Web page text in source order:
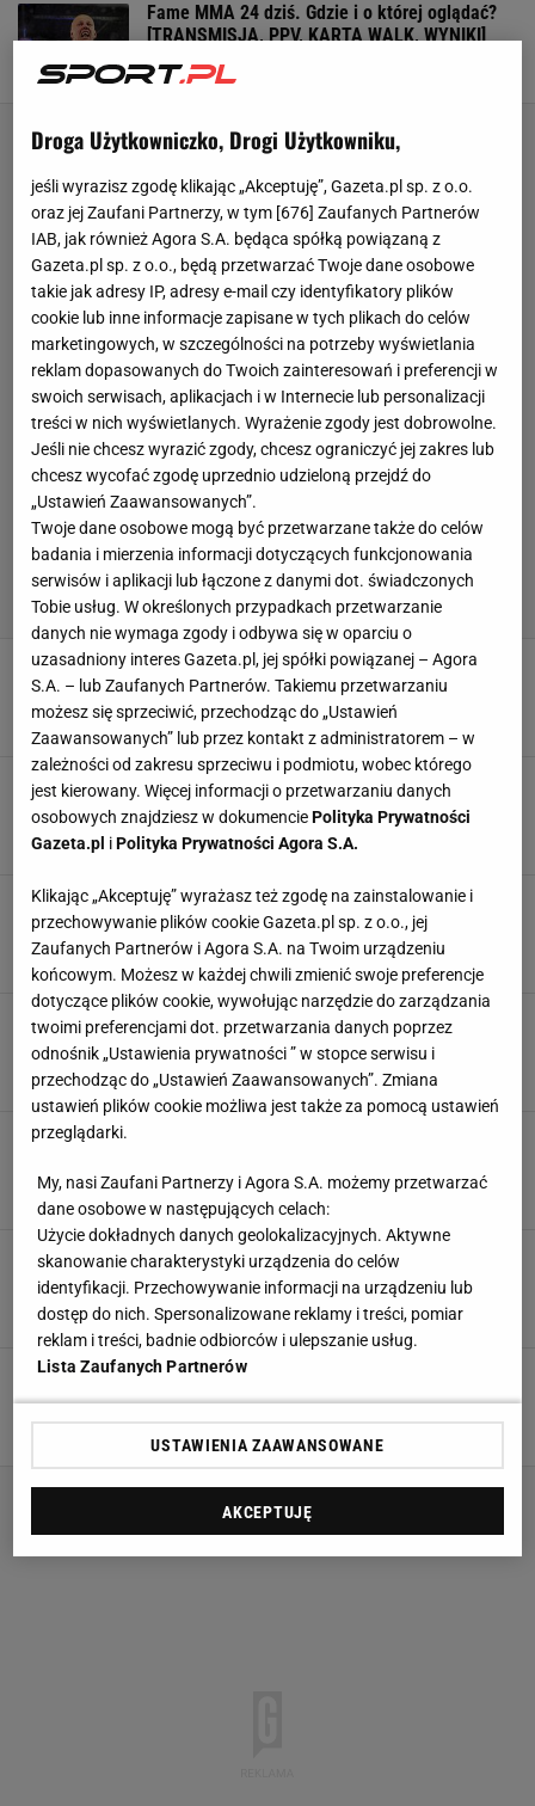
Fame MMA 24 dziś. Gdzie i o której oglądać?
[TRANSMISJA, PPV, KARTA WALK, WYNIKI]
Bartosz Naus,
Fame MMA 24. O której i gdzie oglądać?
[TRANSMISJA, PPV, KARTA WALK, WYNIKI]
Agnieszka Piskorz,8 LUTEGO 2025, 09:50
Dwukrotny mistrz olimpijski we freakach?! Tak
zareagował
Bartosz Królikowski,22 STYCZNIA 2025, 11:52
Niewiarygodne, kto rzucił wyzwanie
Pudzianowskiemu. Od razu odpowiedział
Błażej Winter, 16 STYCZNIA 2025, 21:54
Don Kasjo pokazał, że świat freak fightów mu
odjeżdża. Bolesna sprawa
Jakub Seweryn,11 STYCZNIA 2025, 23:57
Jakub Seweryn,11 STYCZNIA 2025, 23:02
Brodnicka walczyła z dwiema siostrami.
Rynsztok po walce
Jakub Seweryn,11 STYCZNIA 2025, 22:04
Prime MMA 11. Zobacz, kto wygrał walki. Don
Kasjo, Murański [WYNIKI, PRIME]
Droga Użytkowniczko, Drogi Użytkowniku,
jeśli wyrazisz zgodę klikając „Akceptuję”, Gazeta.pl sp. z o.o.
oraz jej Zaufani Partnerzy, w tym [676] Zaufanych Partnerów
IAB, jak również Agora S.A. będąca spółką powiązaną z
Gazeta.pl sp. z o.o., będą przetwarzać Twoje dane osobowe
takie jak adresy IP, adresy e-mail czy identyfikatory plików
cookie lub inne informacje zapisane w tych plikach do celów
marketingowych, w szczególności na potrzeby wyświetlania
reklam dopasowanych do Twoich zainteresowań i preferencji w
swoich serwisach, aplikacjach i w Internecie lub personalizacji
treści w nich wyświetlanych. Wyrażenie zgody jest dobrowolne.
Jeśli nie chcesz wyrazić zgody, chcesz ograniczyć jej zakres lub
chcesz wycofać zgodę uprzednio udzieloną przejdź do
„Ustawień Zaawansowanych”.
Twoje dane osobowe mogą być przetwarzane także do celów
badania i mierzenia informacji dotyczących funkcjonowania
serwisów i aplikacji lub łączone z danymi dot. świadczonych
Tobie usług. W określonych przypadkach przetwarzanie
danych nie wymaga zgody i odbywa się w oparciu o
uzasadniony interes Gazeta.pl, jej spółki powiązanej – Agora
S.A. – lub Zaufanych Partnerów. Takiemu przetwarzaniu
możesz się sprzeciwić, przechodząc do „Ustawień
Zaawansowanych” lub przez kontakt z administratorem – w
zależności od zakresu sprzeciwu i podmiotu, wobec którego
jest kierowany. Więcej informacji o przetwarzaniu danych
osobowych znajdziesz w dokumenciePolityka Prywatności
Gazeta.pl iPolityka Prywatności Agora S.A.
Klikając „Akceptuję” wyrażasz też zgodę na zainstalowanie i
przechowywanie plików cookie Gazeta.pl sp. z o.o., jej
Zaufanych Partnerów i Agora S.A. na Twoim urządzeniu
końcowym. Możesz w każdej chwili zmienić swoje preferencje
dotyczące plików cookie, wywołując narzędzie do zarządzania
twoimi preferencjami dot. przetwarzania danych poprzez
odnośnik „Ustawienia prywatności ” w stopce serwisu i
przechodząc do „Ustawień Zaawansowanych”. Zmiana
ustawień plików cookie możliwa jest także za pomocą ustawień
przeglądarki.
My, nasi Zaufani Partnerzy i Agora S.A. możemy przetwarzać
dane osobowe w następujących celach:
Użycie dokładnych danych geolokalizacyjnych. Aktywne
skanowanie charakterystyki urządzenia do celów
identyfikacji. Przechowywanie informacji na urządzeniu lub
dostęp do nich. Spersonalizowane reklamy i treści, pomiar
reklam i treści, badnie odbiorców i ulepszanie usług.
Lista Zaufanych Partnerów
USTAWIENIA ZAAWANSOWANE
AKCEPTUJĘ